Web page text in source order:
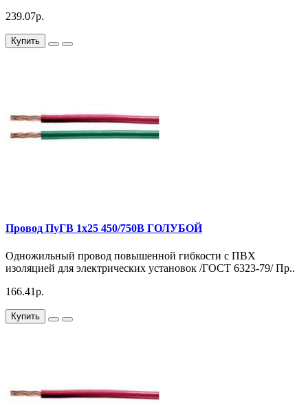
239.07р.
Купить
Провод ПуГВ 1х25 450/750В ГОЛУБОЙ
Одножильный провод повышенной гибкости с ПВХ
изоляцией для электрических установок /ГОСТ 6323-79/ Пр..
166.41р.
Купить